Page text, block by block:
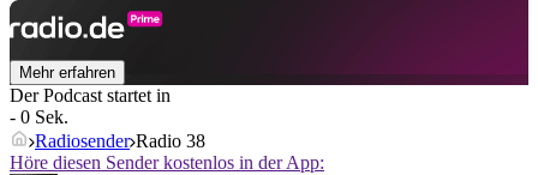
Mehr erfahren
Der Podcast startet in
- 0 Sek.
Radiosender Radio 38
Höre diesen Sender kostenlos in der App: